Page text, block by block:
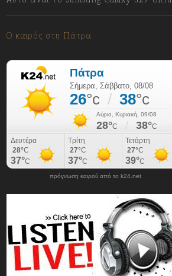
Ο καιρός στη Πάτρα
πρόγνωση καιρού από το k24.net